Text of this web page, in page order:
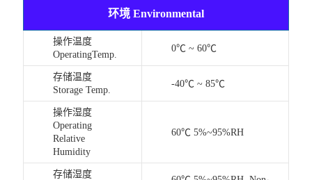
环境 Environmental
操作温度
OperatingTemp.
0℃ ~ 60℃
存储温度
Storage Temp.
-40℃ ~ 85℃
操作湿度
Operating
Relative
Humidity
60℃ 5%~95%RH
存储湿度